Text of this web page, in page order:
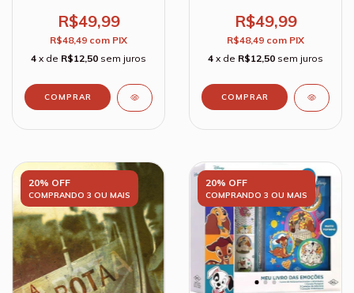
R$49,99
R$48,49 com PIX
4 x de R$12,50 sem juros
R$49,99
R$48,49 com PIX
4 x de R$12,50 sem juros
20% OFF
COMPRANDO 3 OU MAIS
20% OFF
COMPRANDO 3 OU MAIS